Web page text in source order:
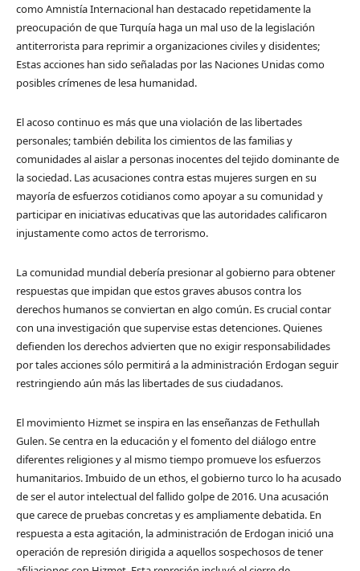
como Amnistía Internacional han destacado repetidamente la
preocupación de que Turquía haga un mal uso de la legislación
antiterrorista para reprimir a organizaciones civiles y disidentes;
Estas acciones han sido señaladas por las Naciones Unidas como
posibles crímenes de lesa humanidad.
El acoso continuo es más que una violación de las libertades
personales; también debilita los cimientos de las familias y
comunidades al aislar a personas inocentes del tejido dominante de
la sociedad. Las acusaciones contra estas mujeres surgen en su
mayoría de esfuerzos cotidianos como apoyar a su comunidad y
participar en iniciativas educativas que las autoridades calificaron
injustamente como actos de terrorismo.
La comunidad mundial debería presionar al gobierno para obtener
respuestas que impidan que estos graves abusos contra los
derechos humanos se conviertan en algo común. Es crucial contar
con una investigación que supervise estas detenciones. Quienes
defienden los derechos advierten que no exigir responsabilidades
por tales acciones sólo permitirá a la administración Erdogan seguir
restringiendo aún más las libertades de sus ciudadanos.
El movimiento Hizmet se inspira en las enseñanzas de Fethullah
Gulen. Se centra en la educación y el fomento del diálogo entre
diferentes religiones y al mismo tiempo promueve los esfuerzos
humanitarios. Imbuido de un ethos, el gobierno turco lo ha acusado
de ser el autor intelectual del fallido golpe de 2016. Una acusación
que carece de pruebas concretas y es ampliamente debatida. En
respuesta a esta agitación, la administración de Erdogan inició una
operación de represión dirigida a aquellos sospechosos de tener